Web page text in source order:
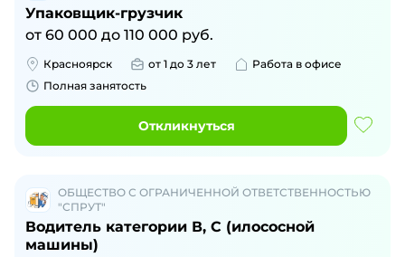
Упаковщик-грузчик
от 60 000 до 110 000 руб.
Красноярск от 1 до 3 лет
Работа в офисе
Полная занятость
Откликнуться
ОБЩЕСТВО С ОГРАНИЧЕННОЙ ОТВЕТСТВЕННОСТЬЮ
"СПРУТ"
Водитель категории В, С (илососной
машины)